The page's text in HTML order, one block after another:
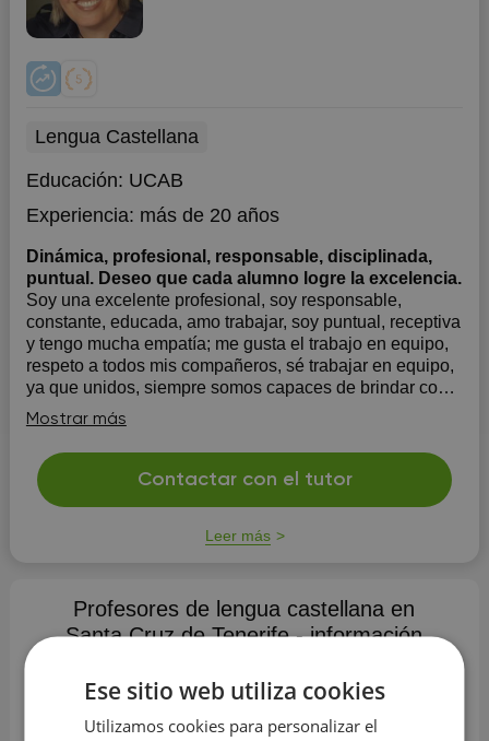
Lengua Castellana
Educación: UCAB
Experiencia: más de 20 años
Dinámica, profesional, responsable, disciplinada,
puntual. Deseo que cada alumno logre la excelencia.
Soy una excelente profesional, soy responsable,
constante, educada, amo trabajar, soy puntual, receptiva
y tengo mucha empatía; me gusta el trabajo en equipo,
respeto a todos mis compañeros, sé trabajar en equipo,
ya que unidos, siempre somos capaces de brindar con
más fuerza lo mejor de nosotros ...
Mostrar más
Contactar con el tutor
Leer más
Profesores de lengua castellana en
Santa Cruz de Tenerife - información
✅ Número de profesores:
✅ Precio promedio*:
Ese sitio web utiliza cookies
Utilizamos cookies para personalizar el